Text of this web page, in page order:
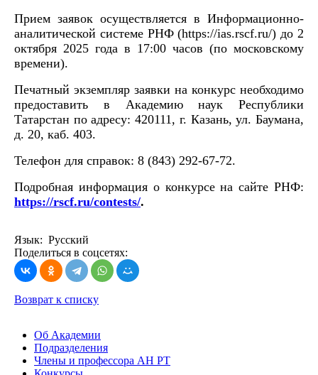
Прием заявок осуществляется в Информационно-
аналитической системе РНФ (https://ias.rscf.ru/) до 2
октября 2025 года в 17:00 часов (по московскому
времени).
Печатный экземпляр заявки на конкурс необходимо
предоставить в Академию наук Республики
Татарстан по адресу: 420111, г. Казань, ул. Баумана,
д. 20, каб. 403.
Телефон для справок: 8 (843) 292-67-72.
Подробная информация о конкурсе на сайте РНФ:
https://rscf.ru/contests/.
Язык: Русский
Поделиться в соцсетях:
Возврат к списку
Об Академии
Подразделения
Члены и профессора АН РТ